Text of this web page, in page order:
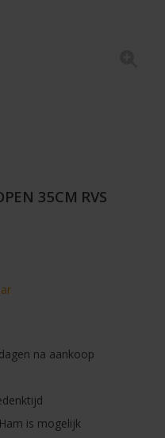
35CM RVS
na aankoop
is mogelijk